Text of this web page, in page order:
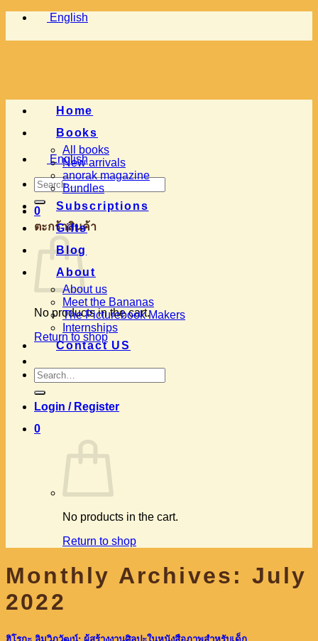
Skip
content
English
English
Search
for:
0
ตะกร้าสินค้า
No products in the cart.
Return to shop
Home
Books
All books
New arrivals
anorak magazine
Bundles
Subscriptions
Gifts
Blog
About
About us
Meet the Bananas
The Picturebook Makers
Internships
Contact US
Search
for:
Login / Register
0
No products in the cart.
Return to shop
Monthly Archives: July
2022